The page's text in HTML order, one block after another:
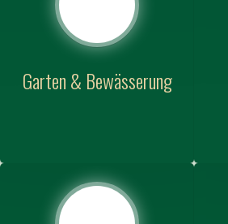
Garten & Bewässerung